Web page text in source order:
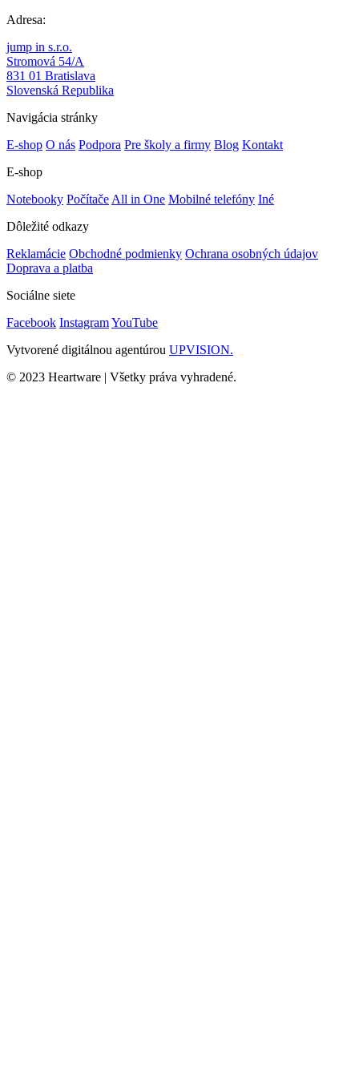
Adresa:
jump in s.r.o.
Stromová 54/A
831 01 Bratislava
Slovenská Republika
Navigácia stránky
E-shop O nás Podpora Pre školy a firmy Blog Kontakt
E-shop
Notebooky Počítače All in One Mobilné telefóny Iné
Dôležité odkazy
Reklamácie Obchodné podmienky Ochrana osobných údajov
Doprava a platba
Sociálne siete
Facebook InstagramYouTube
Vytvorené digitálnou agentúrou UPVISION.
© 2023 Heartware | Všetky práva vyhradené.